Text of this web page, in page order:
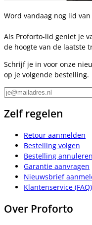
Word vandaag nog lid
Als Proforto-lid geniet je
de hoogte van de laatste
Schrijf je in voor onze
op je volgende bestelling.
Zelf regelen
Retour aanmelden
Bestelling volgen
Bestelling annuleren
Garantie aanvragen
Nieuwsbrief
Klantenservice (FAQ)
Over Proforto